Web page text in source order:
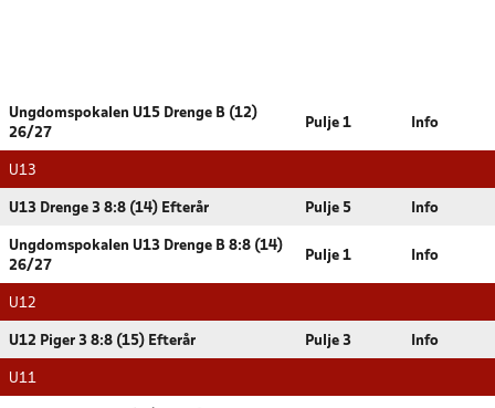
Ungdomspokalen U15 Drenge B (12)
26/27
Pulje 1 Info
U13
U13 Drenge 3 8:8 (14) Efterår Pulje 5 Info
Ungdomspokalen U13 Drenge B 8:8 (14)
26/27
Pulje 1 Info
U12
U12 Piger 3 8:8 (15) Efterår Pulje 3 Info
U11